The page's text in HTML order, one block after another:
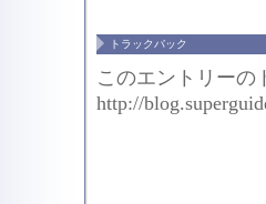
トラックバック
このエントリーの
http://